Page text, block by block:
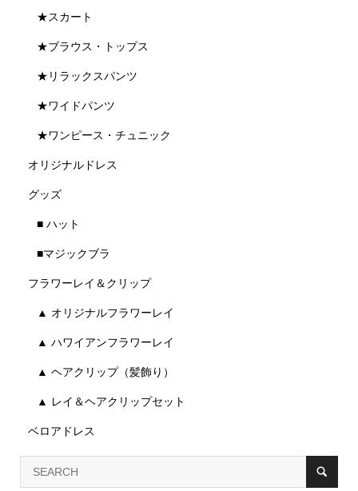
★スカート
★ブラウス・トップス
★リラックスパンツ
★ワイドパンツ
★ワンピース・チュニック
オリジナルドレス
グッズ
■ ハット
■マジックブラ
フラワーレイ＆クリップ
▲ オリジナルフラワーレイ
▲ ハワイアンフラワーレイ
▲ ヘアクリップ（髪飾り）
▲ レイ＆ヘアクリップセット
ベロアドレス